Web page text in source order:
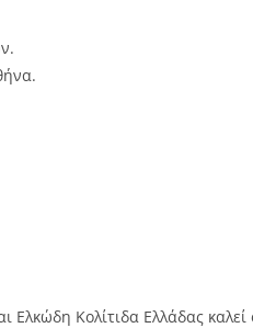
Κολίτιδα Ελλάδας